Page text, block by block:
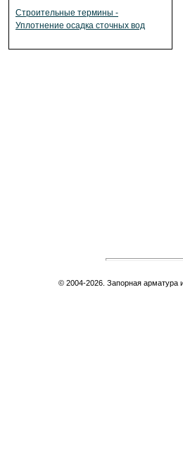
Строительные термины -
Уплотнение осадка сточных вод
© 2004-2026. Запорная арматура